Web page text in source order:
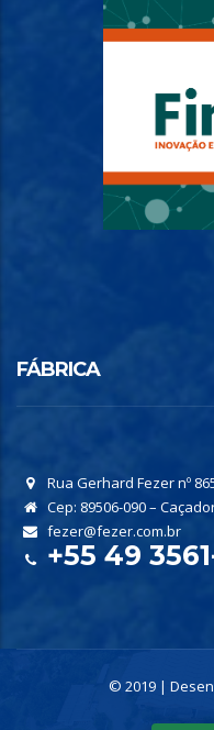
FÁBRICA
Rua Gerhard Fezer nº
Cep: 89506-090 –
fezer@fezer.com.br
+55 49
© 2019 |